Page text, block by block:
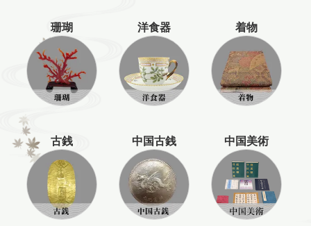
珊瑚 洋食器 着物
古銭 中国古銭 中国美術